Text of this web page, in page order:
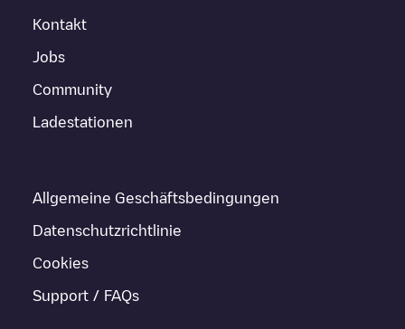
Kontakt
Jobs
Community
Ladestationen
Allgemeine Geschäftsbedingungen
Datenschutzrichtlinie
Cookies
Support / FAQs